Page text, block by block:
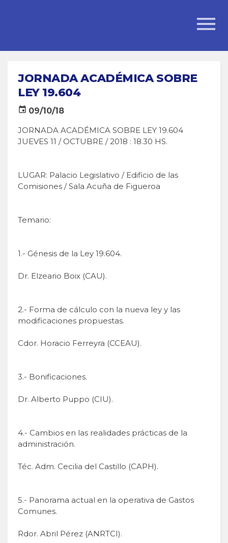
JORNADA ACADÉMICA SOBRE
LEY 19.604
event 09/10/18
JORNADA ACADÉMICA SOBRE LEY 19.604
JUEVES 11 / OCTUBRE / 2018 : 18.30 HS.
LUGAR: Palacio Legislativo / Edificio de las
Comisiones / Sala Acuña de Figueroa
Temario:
1.- Génesis de la Ley 19.604.
Dr. Elzeario Boix (CAU).
2.- Forma de cálculo con la nueva ley y las
modificaciones propuestas.
Cdor. Horacio Ferreyra (CCEAU).
3.- Bonificaciones.
Dr. Alberto Puppo (CIU).
4.- Cambios en las realidades prácticas de la
administración.
Téc. Adm. Cecilia del Castillo (CAPH).
5.- Panorama actual en la operativa de Gastos
Comunes.
Rdor. Abril Pérez (ANRTCI).